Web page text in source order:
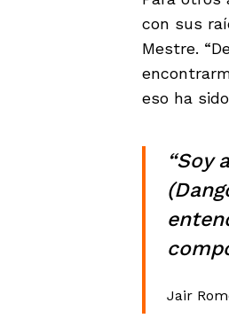
con sus
Mestre.
eso ha
“Soy
Jair